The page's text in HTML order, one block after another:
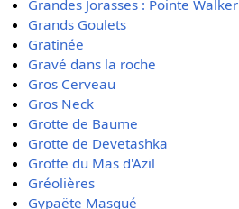
Grandes Jorasses : Pointe Walker
Grands Goulets
Gratinée
Gravé dans la roche
Gros Cerveau
Gros Neck
Grotte de Baume
Grotte de Devetashka
Grotte du Mas d'Azil
Gréolières
Gypaëte Masqué